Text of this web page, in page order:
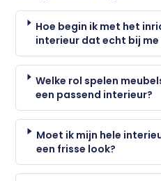
Hoe begin ik met het
interieur dat echt bij
Welke rol spelen
een passend interieur?
Moet ik mijn hele
een frisse look?